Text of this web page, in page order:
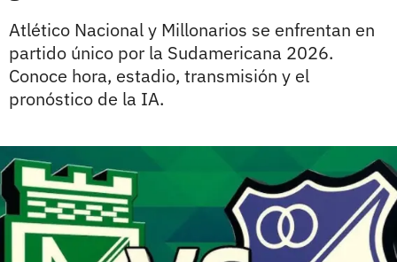
Atlético Nacional y Millonarios se enfrentan en
partido único por la Sudamericana 2026.
Conoce hora, estadio, transmisión y el
pronóstico de la IA.